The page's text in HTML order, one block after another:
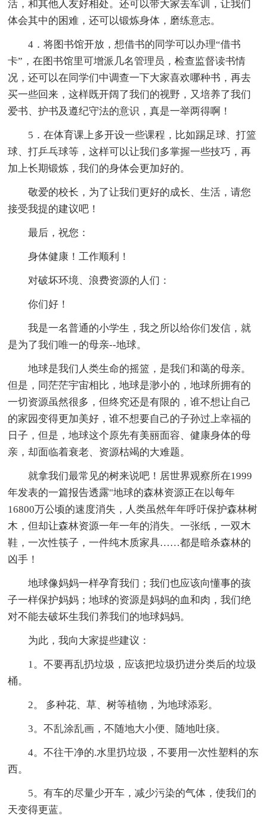
活，和其他人友好相处。还可以带大家去军训，让我们
体会其中的困难，还可以锻炼身体，磨练意志。
4．将图书馆开放，想借书的同学可以办理“借书
卡”，在图书馆里可增派几名管理员，检查监督读书情
况，还可以在同学们中调查一下大家喜欢哪种书，再去
买一些回来，这样既开阔了我们的视野，又培养了我们
爱书、护书及遵纪守法的意识，真是一举两得啊！
5．在体育课上多开设一些课程，比如踢足球、打篮
球、打乒乓球等，这样可以让我们多掌握一些技巧，再
加上长期锻炼，我们的身体会更加好的。
敬爱的校长，为了让我们更好的成长、生活，请您
接受我提的建议吧！
最后，祝您：
身体健康！工作顺利！
对破坏环境、浪费资源的人们：
你们好！
我是一名普通的小学生，我之所以给你们发信，就
是为了我们唯一的母亲--地球。
地球是我们人类生命的摇篮，是我们和蔼的母亲。
但是，同茫茫宇宙相比，地球是渺小的，地球所拥有的
一切资源虽然很多，但终究还是有限的，谁不想让自己
的家园变得更加美好，谁不想要自己的子孙过上幸福的
日子，但是，地球这个原先有美丽面容、健康身体的母
亲，却面临着衰老、资源枯竭的大难题。
就拿我们最常见的树来说吧！居世界观察所在1999
年发表的一篇报告透露"地球的森林资源正在以每年
16800万公顷的速度消失，人类虽然年年呼吁保护森林树
木，但却让森林资源一年一年的消失。一张纸，一双木
鞋，一次性筷子，一件纯木质家具……都是暗杀森林的
凶手！
地球像妈妈一样孕育我们；我们也应该向懂事的孩
子一样保护妈妈；地球的资源是妈妈的血和肉，我们绝
对不能去破坏生我们养我们的地球妈妈。
为此，我向大家提些建议：
1。不要再乱扔垃圾，应该把垃圾扔进分类后的垃圾
桶。
2。 多种花、草、树等植物，为地球添彩。
3。不乱涂乱画，不随地大小便、随地吐痰。
4。不往干净的.水里扔垃圾，不要用一次性塑料的东
西。
5。有车的尽量少开车，减少污染的气体，使我们的
天变得更蓝。